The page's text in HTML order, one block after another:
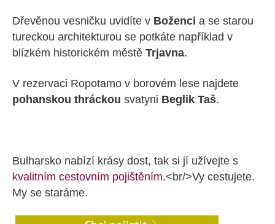
Dřevěnou vesničku uvidíte v Boženci a se starou
tureckou architekturou se potkáte například v
blízkém historickém městě Trjavna.
V rezervaci Ropotamo v borovém lese najdete
pohanskou thráckou svatyni Beglik Taš.
Bulharsko nabízí krásy dost, tak si jí užívejte s
kvalitním cestovním pojištěním.<br/>Vy cestujete.
My se staráme.